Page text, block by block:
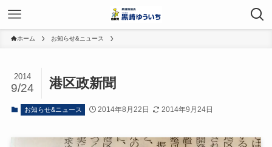
ホーム お知らせ&ニュース
港区政新聞
2014
9/24
お知らせ&ニュース 2014年8月22日 2014年9月24日